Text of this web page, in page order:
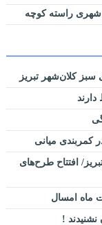
شهری راسته کوچه
سبز کلان‌شهر تبریز
افتتاح طرح‌های
ماه امسال
!